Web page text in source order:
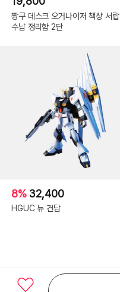
짱구 데스크 오거나이저 책상 서랍
수납 정리함 2단
8% 32,400
HGUC 뉴 건담